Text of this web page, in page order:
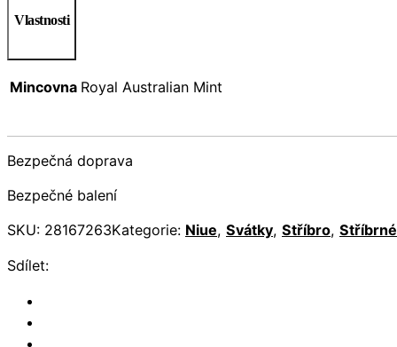
Vlastnosti
Mincovna Royal Australian Mint
Bezpečná doprava
Bezpečné balení
SKU: 28167263Kategorie: Niue, Svátky, Stříbro,
Sdílet: